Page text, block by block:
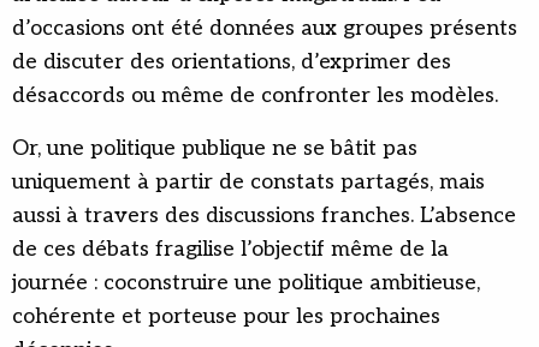
d’occasions ont été données aux groupes présents
de discuter des orientations, d’exprimer des
désaccords ou même de confronter les modèles.
Or, une politique publique ne se bâtit pas
uniquement à partir de constats partagés, mais
aussi à travers des discussions franches. L’absence
de ces débats fragilise l’objectif même de la
journée : coconstruire une politique ambitieuse,
cohérente et porteuse pour les prochaines